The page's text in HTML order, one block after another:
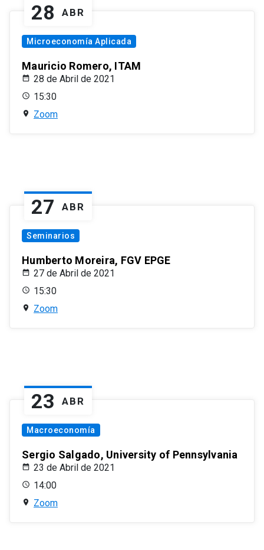
28 ABR
Microeconomía Aplicada
Mauricio Romero, ITAM
28 de Abril de 2021
15:30
Zoom
27 ABR
Seminarios
Humberto Moreira, FGV EPGE
27 de Abril de 2021
15:30
Zoom
23 ABR
Macroeconomía
Sergio Salgado, University of Pennsylvania
23 de Abril de 2021
14:00
Zoom